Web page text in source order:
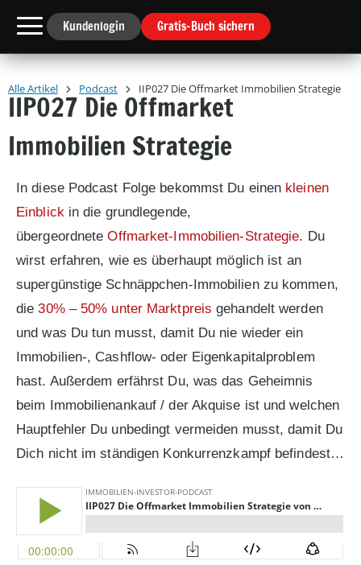
Kundenlogin Gratis-Buch sichern
Alle Artikel Podcast IIP027 Die Offmarket Immobilien Strategie
IIP027 Die Offmarket
Immobilien Strategie
In diese Podcast Folge bekommst Du einen kleinen
Einblickin die grundlegende,
übergeordneteOffmarket-Immobilien-Strategie. Du
wirst erfahren, wie es überhaupt möglich ist an
supergünstige Schnäppchen-Immobilien zu kommen,
die30% – 50% unter Marktpreis gehandelt werden
und was Du tun musst, damit Du nie wieder ein
Immobilien-, Cashflow- oder Eigenkapitalproblem
hast. Außerdem erfährst Du, was das Geheimnis
beim Immobilienankauf / der Akquise ist und welchen
Hauptfehler Du unbedingt vermeiden musst, damit Du
Dich nicht im ständigen Konkurrenzkampf befindest…